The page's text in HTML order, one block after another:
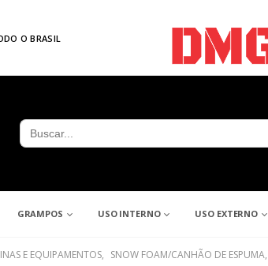
O BRASIL
Search
for:
GRAMPOS USO INTERNO USO EXTERNO
E EQUIPAMENTOS, SNOW FOAM/CANHÃO DE ESPUMA,